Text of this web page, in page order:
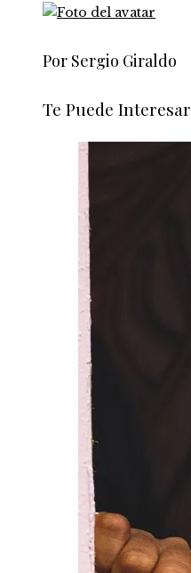
Por Sergio Giraldo
Te Puede Interesar